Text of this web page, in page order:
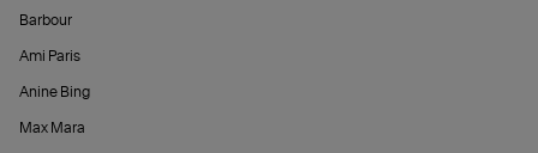
Barbour
Ami Paris
Anine Bing
Max Mara